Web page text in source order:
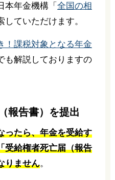
本年金機構「 全国の相
していただけます。
！課税対象となる年金
も解説しておりますの
報告書）を提出
ったら、年金を受給す
受給権者死亡届（報告
りません。